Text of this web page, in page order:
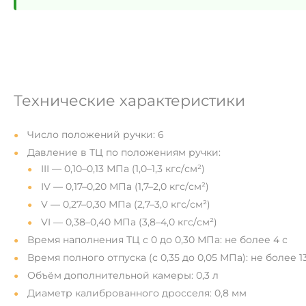
Технические характеристики
Число положений ручки: 6
Давление в ТЦ по положениям ручки:
III — 0,10–0,13 МПа (1,0–1,3 кгс/см²)
IV — 0,17–0,20 МПа (1,7–2,0 кгс/см²)
V — 0,27–0,30 МПа (2,7–3,0 кгс/см²)
VI — 0,38–0,40 МПа (3,8–4,0 кгс/см²)
Время наполнения ТЦ с 0 до 0,30 МПа: не более 4 с
Время полного отпуска (с 0,35 до 0,05 МПа): не более
Объём дополнительной камеры: 0,3 л
Диаметр калиброванного дросселя: 0,8 мм